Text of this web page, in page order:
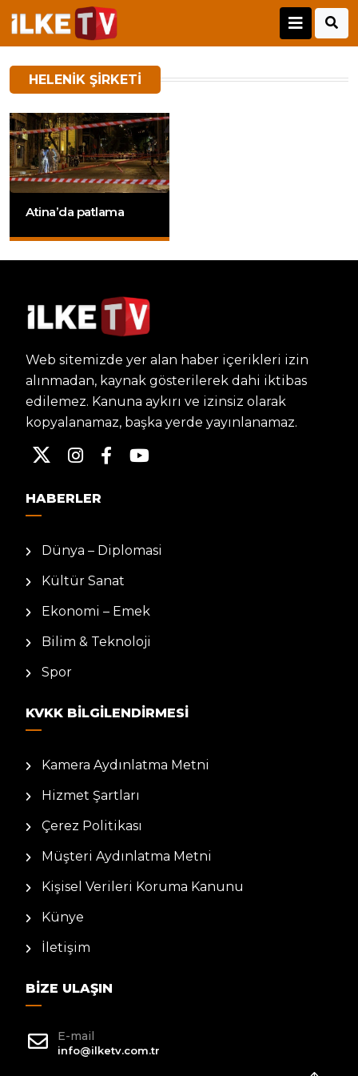
HELENIK ŞIRKETI
Atina’da patlama
Web sitemizde yer alan haber içerikleri izin
alınmadan, kaynak gösterilerek dahi iktibas
edilemez. Kanuna aykırı ve izinsiz olarak
kopyalanamaz, başka yerde yayınlanamaz.
HABERLER
Dünya – Diplomasi
Kültür Sanat
Ekonomi – Emek
Bilim & Teknoloji
Spor
KVKK BILGILENDIRMESI
Kamera Aydınlatma Metni
Hizmet Şartları
Çerez Politikası
Müşteri Aydınlatma Metni
Kişisel Verileri Koruma Kanunu
Künye
İletişim
BIZE ULAŞIN
E-mail
info@ilketv.com.tr